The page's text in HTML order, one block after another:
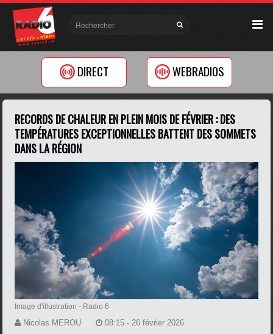
DIRECT WEBRADIOS
RECORDS DE CHALEUR EN PLEIN MOIS DE FÉVRIER : DES
TEMPÉRATURES EXCEPTIONNELLES BATTENT DES SOMMETS
DANS LA RÉGION
Image d'illustration - Radio 6
Nicolas MEROU 08:15 - 26 février 2026